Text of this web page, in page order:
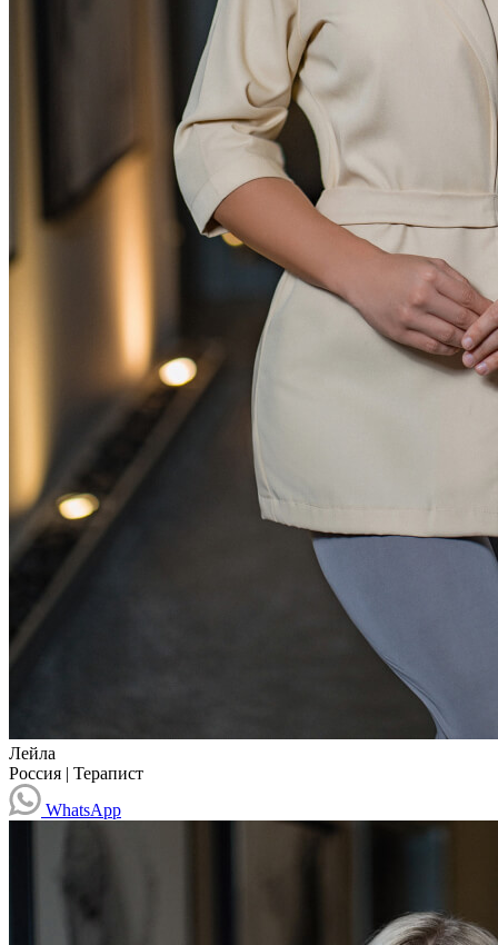
Лейла
Россия | Терапист
WhatsApp